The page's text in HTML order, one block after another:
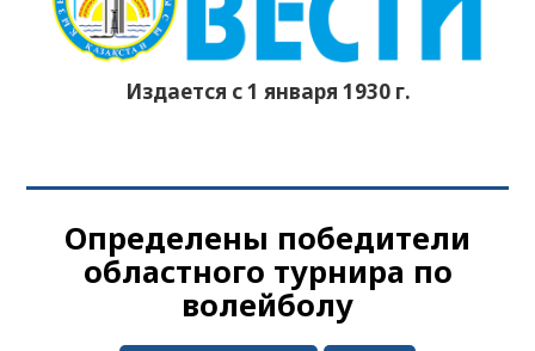
Издается с 1 января 1930 г.
Определены победители
областного турнира по
волейболу